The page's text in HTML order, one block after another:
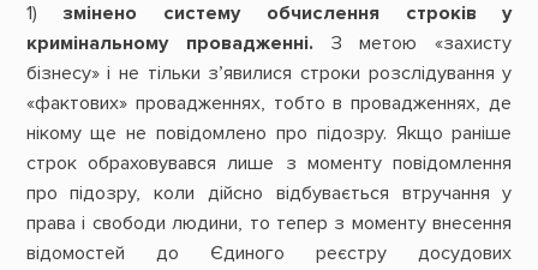
1)змінено систему обчислення строків у
кримінальному провадженні. З метою «захисту
бізнесу» і не тільки з’явилися строки розслідування у
«фактових» провадженнях, тобто в провадженнях, де
нікому ще не повідомлено про підозру. Якщо раніше
строк обраховувався лише з моменту повідомлення
про підозру, коли дійсно відбувається втручання у
права і свободи людини, то тепер з моменту внесення
відомостей до Єдиного реєстру досудових